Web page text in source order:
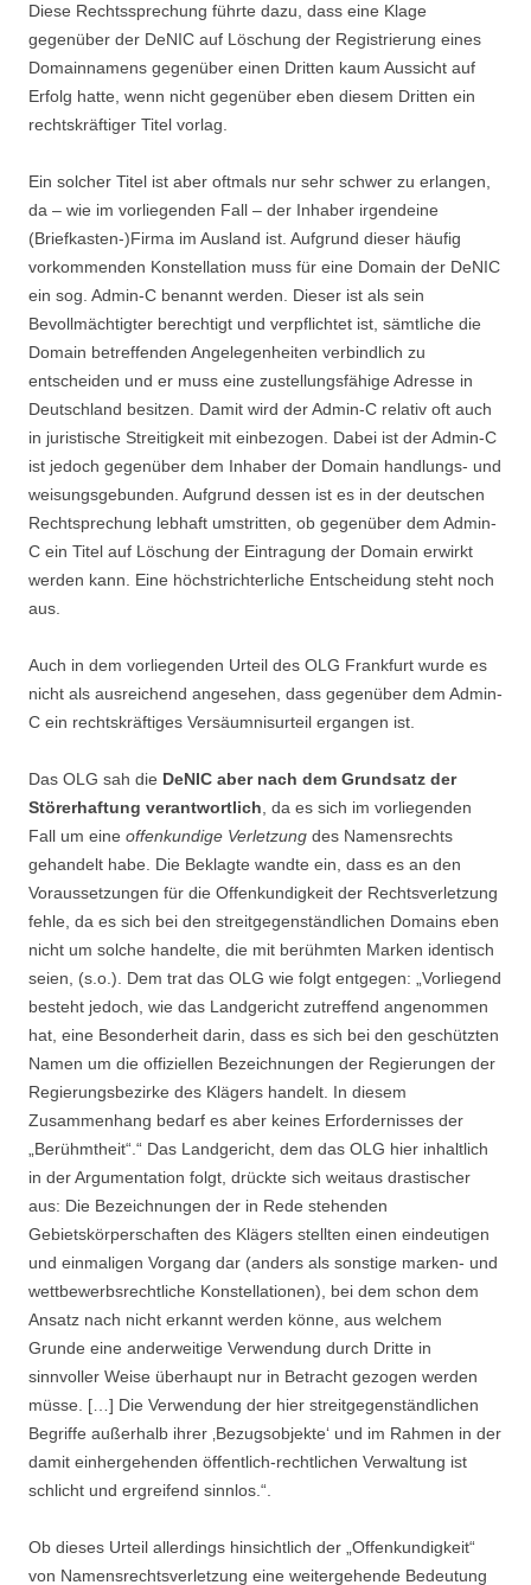
Diese Rechtssprechung führte dazu, dass eine Klage
gegenüber der DeNIC auf Löschung der Registrierung eines
Domainnamens gegenüber einen Dritten kaum Aussicht auf
Erfolg hatte, wenn nicht gegenüber eben diesem Dritten ein
rechtskräftiger Titel vorlag.
Ein solcher Titel ist aber oftmals nur sehr schwer zu erlangen,
da – wie im vorliegenden Fall – der Inhaber irgendeine
(Briefkasten-)Firma im Ausland ist. Aufgrund dieser häufig
vorkommenden Konstellation muss für eine Domain der DeNIC
ein sog. Admin-C benannt werden. Dieser ist als sein
Bevollmächtigter berechtigt und verpflichtet ist, sämtliche die
Domain betreffenden Angelegenheiten verbindlich zu
entscheiden und er muss eine zustellungsfähige Adresse in
Deutschland besitzen. Damit wird der Admin-C relativ oft auch
in juristische Streitigkeit mit einbezogen. Dabei ist der Admin-C
ist jedoch gegenüber dem Inhaber der Domain handlungs- und
weisungsgebunden. Aufgrund dessen ist es in der deutschen
Rechtsprechung lebhaft umstritten, ob gegenüber dem Admin-
C ein Titel auf Löschung der Eintragung der Domain erwirkt
werden kann. Eine höchstrichterliche Entscheidung steht noch
aus.
Auch in dem vorliegenden Urteil des OLG Frankfurt wurde es
nicht als ausreichend angesehen, dass gegenüber dem Admin-
C ein rechtskräftiges Versäumnisurteil ergangen ist.
Das OLG sah die DeNIC aber nach dem Grundsatz der
Störerhaftung verantwortlich , da es sich im vorliegenden
Fall um eine offenkundige Verletzung des Namensrechts
gehandelt habe. Die Beklagte wandte ein, dass es an den
Voraussetzungen für die Offenkundigkeit der Rechtsverletzung
fehle, da es sich bei den streitgegenständlichen Domains eben
nicht um solche handelte, die mit berühmten Marken identisch
seien, (s.o.). Dem trat das OLG wie folgt entgegen: „Vorliegend
besteht jedoch, wie das Landgericht zutreffend angenommen
hat, eine Besonderheit darin, dass es sich bei den geschützten
Namen um die offiziellen Bezeichnungen der Regierungen der
Regierungsbezirke des Klägers handelt. In diesem
Zusammenhang bedarf es aber keines Erfordernisses der
„Berühmtheit“.“ Das Landgericht, dem das OLG hier inhaltlich
in der Argumentation folgt, drückte sich weitaus drastischer
aus: Die Bezeichnungen der in Rede stehenden
Gebietskörperschaften des Klägers stellten einen eindeutigen
und einmaligen Vorgang dar (anders als sonstige marken- und
wettbewerbsrechtliche Konstellationen), bei dem schon dem
Ansatz nach nicht erkannt werden könne, aus welchem
Grunde eine anderweitige Verwendung durch Dritte in
sinnvoller Weise überhaupt nur in Betracht gezogen werden
müsse. […] Die Verwendung der hier streitgegenständlichen
Begriffe außerhalb ihrer ‚Bezugsobjekte‘ und im Rahmen in der
damit einhergehenden öffentlich-rechtlichen Verwaltung ist
schlicht und ergreifend sinnlos.“.
Ob dieses Urteil allerdings hinsichtlich der „Offenkundigkeit“
von Namensrechtsverletzung eine weitergehende Bedeutung